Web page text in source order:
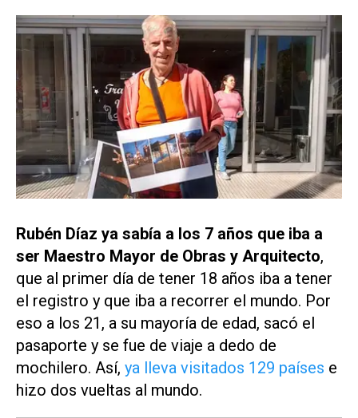
Rubén Díaz ya sabía a los 7 años que iba a
ser Maestro Mayor de Obras y Arquitecto,
que al primer día de tener 18 años iba a tener
el registro y que iba a recorrer el mundo. Por
eso a los 21, a su mayoría de edad, sacó el
pasaporte y se fue de viaje a dedo de
mochilero. Así, ya lleva visitados 129 países e
hizo dos vueltas al mundo.